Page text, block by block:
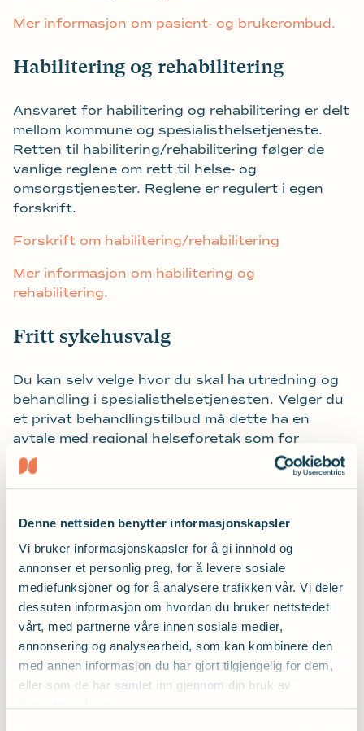
Denne nettsiden benytter informasjonskapsler
Vi bruker informasjonskapsler for å gi innhold og
annonser et personlig preg, for å levere sosiale
mediefunksjoner og for å analysere trafikken vår. Vi deler
dessuten informasjon om hvordan du bruker nettstedet
vårt, med partnerne våre innen sosiale medier,
annonsering og analysearbeid, som kan kombinere den
med annen informasjon du har gjort tilgjengelig for dem,
eller som de har samlet inn gjennom din bruk av
Mer informasjon om pasient- og brukerombud.
Habilitering og rehabilitering
Ansvaret for habilitering og rehabilitering er delt
mellom kommune og spesialisthelsetjeneste.
Retten til habilitering/rehabilitering følger de
vanlige reglene om rett til helse- og
omsorgstjenester. Reglene er regulert i egen
forskrift.
Forskrift om habilitering/rehabilitering
Mer informasjon om habilitering og
rehabilitering.
Fritt sykehusvalg
Du kan selv velge hvor du skal ha utredning og
behandling i spesialisthelsetjenesten. Velger du
et privat behandlingstilbud må dette ha en
avtale med regional helseforetak som for
eksempel Helse Vest eller være godkjent av
Helsedirektoratet etter forskrift om fritt
Fastlegen er pålagt å informere om fritt
sykehusvalg.
Mer informasjon om fritt behandlingsvalg.
Opplæring etter innsetting av
Cochlea-implantat (CI)